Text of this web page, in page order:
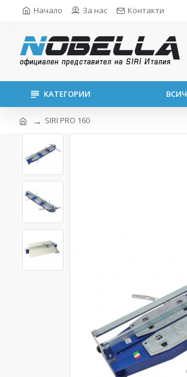
Начало За нас Контакти
КАТЕГОРИИ
SIRI PRO 160